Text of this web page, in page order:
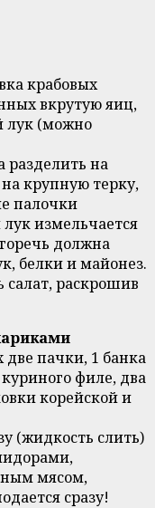
крабовых
вкрутую яиц,
лук (можно
на
крупную терку,
палочки
измельчается
должна
белки и майонез.
раскрошив
две пачки, 1 банка
филе, два
корейской и
(жидкость слить)
мясом,
сразу!